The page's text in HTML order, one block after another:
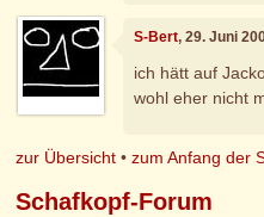
S-Bert, 29. Juni
ich hätt auf
wohl eher nicht
zur Übersicht •zum Anfang der
Schafkopf-Forum